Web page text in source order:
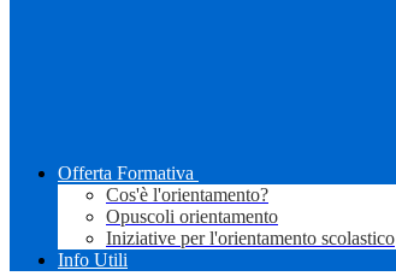
Offerta Formativa
Cos'è l'orientamento?
Opuscoli orientamento
Iniziative per l'orientamento scolastico
Info Utili